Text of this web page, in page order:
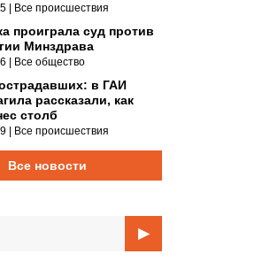
| Все происшествия
проиграла суд против
Минздрава
| Все общество
в ГАИ
рассказали, как
столб
| Все происшествия
Все новости